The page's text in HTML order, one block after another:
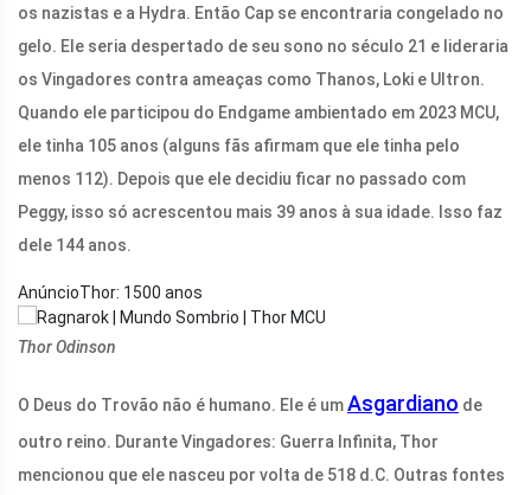
os nazistas e a Hydra. Então Cap se encontraria congelado no
gelo. Ele seria despertado de seu sono no século 21 e lideraria
os Vingadores contra ameaças como Thanos, Loki e Ultron.
Quando ele participou do Endgame ambientado em 2023 MCU,
ele tinha 105 anos (alguns fãs afirmam que ele tinha pelo
menos 112). Depois que ele decidiu ficar no passado com
Peggy, isso só acrescentou mais 39 anos à sua idade. Isso faz
dele 144 anos.
AnúncioThor: 1500 anos
Thor Odinson
O Deus do Trovão não é humano. Ele é umAsgardiano de
outro reino. Durante Vingadores: Guerra Infinita, Thor
mencionou que ele nasceu por volta de 518 d.C. Outras fontes